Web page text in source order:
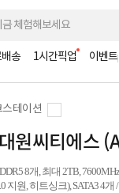
송 1시간픽업 이벤트
테이션
원씨티에스
8개, 최대 2TB,
지원, 히트싱크), SATA3 4